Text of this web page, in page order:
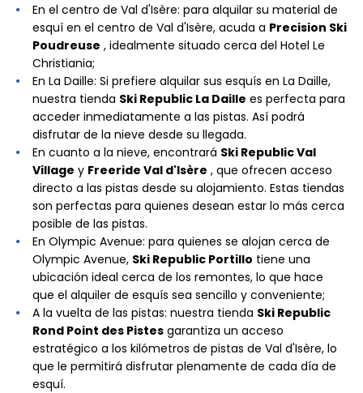
En el centro de Val d'Isère: para alquilar su material de
esquí en el centro de Val d'Isère, acuda a Precision Ski
Poudreuse , idealmente situado cerca del Hotel Le
Christiania;
En La Daille: Si prefiere alquilar sus esquís en La Daille,
nuestra tienda Ski Republic La Daille es perfecta para
acceder inmediatamente a las pistas. Así podrá
disfrutar de la nieve desde su llegada.
En cuanto a la nieve, encontrará Ski Republic Val
Village y Freeride Val d'Isère , que ofrecen acceso
directo a las pistas desde su alojamiento. Estas tiendas
son perfectas para quienes desean estar lo más cerca
posible de las pistas.
En Olympic Avenue: para quienes se alojan cerca de
Olympic Avenue, Ski Republic Portillo tiene una
ubicación ideal cerca de los remontes, lo que hace
que el alquiler de esquís sea sencillo y conveniente;
A la vuelta de las pistas: nuestra tienda Ski Republic
Rond Point des Pistes garantiza un acceso
estratégico a los kilómetros de pistas de Val d'Isère, lo
que le permitirá disfrutar plenamente de cada día de
esquí.